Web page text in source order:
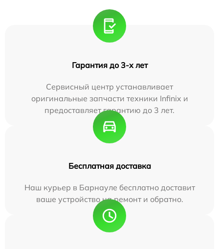
Гарантия до 3-х лет
Сервисный центр устанавливает
оригинальные запчасти техники Infinix и
предоставляет гарантию до 3 лет.
Бесплатная доставка
Наш курьер в Барнауле бесплатно доставит
ваше устройство на ремонт и обратно.